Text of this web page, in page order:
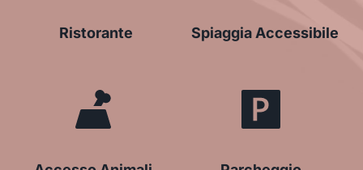
Ristorante Spiaggia Accessibile